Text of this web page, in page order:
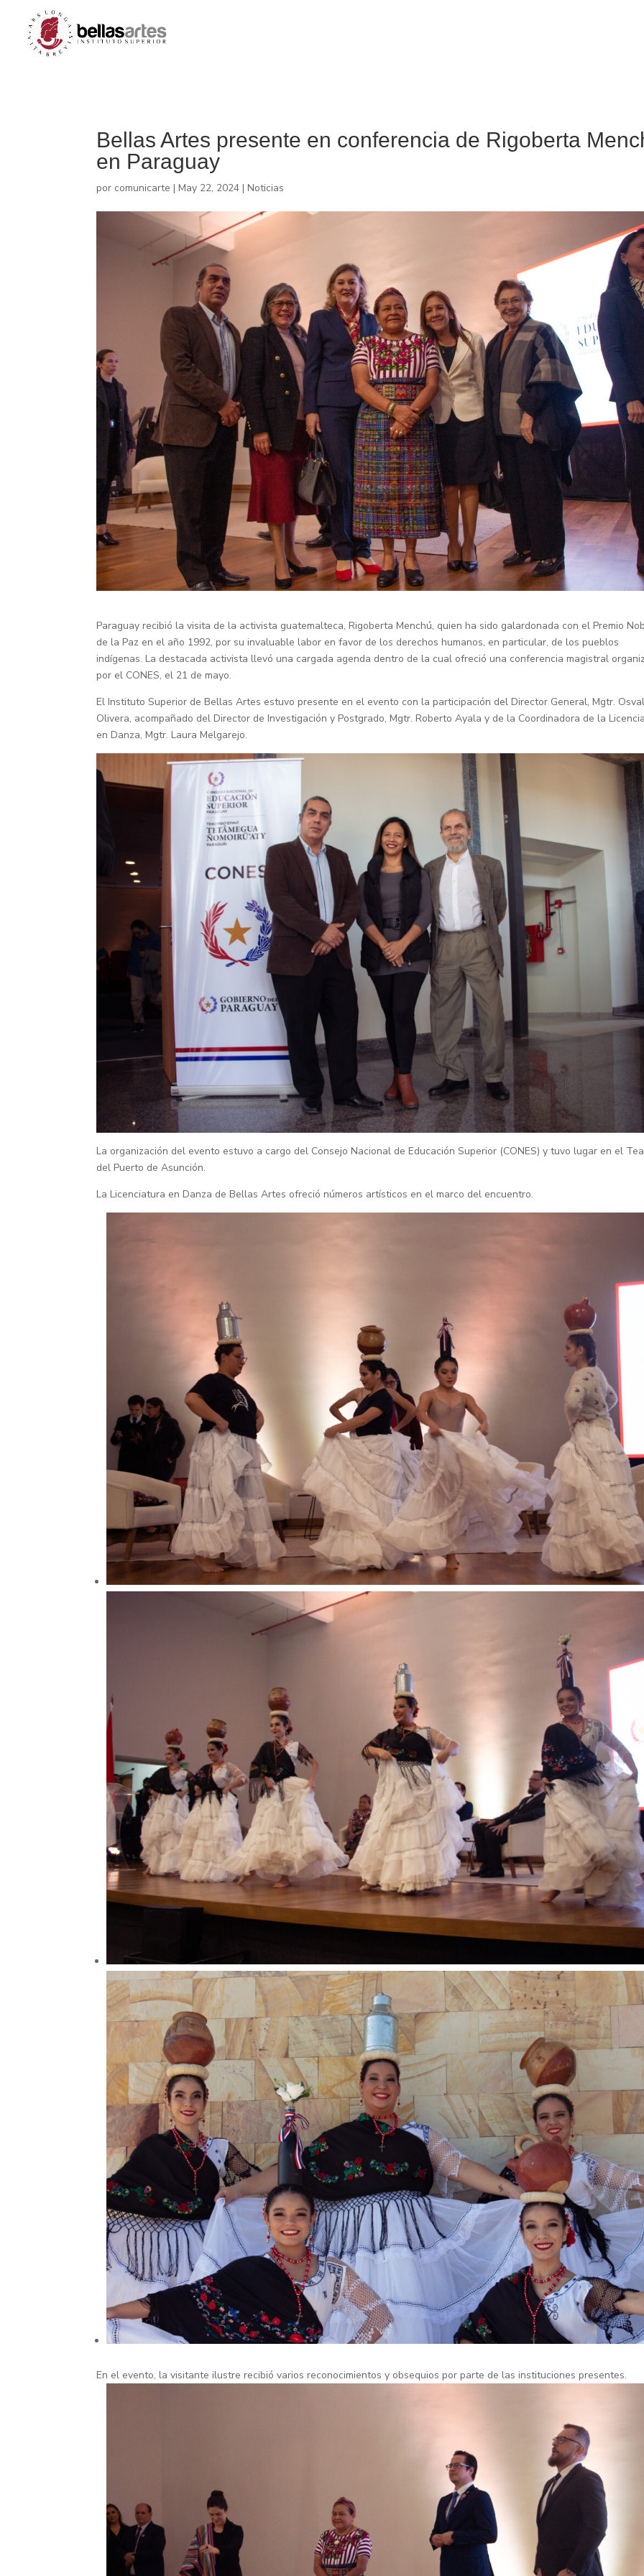
Bellas Artes presente en conferencia de Rigoberta
en Paraguay
por comunicarte |May 22, 2024 |Noticias
Paraguay recibió la visita de la activista guatemalteca, Rigoberta Menchú, quien ha sido galardonada con el Premio
de la Paz en el año 1992, por su invaluable labor en favor de los derechos humanos, en particular, de los pueblos
indígenas. La destacada activista llevó una cargada agenda dentro de la cual ofreció una conferencia magistral
por el CONES, el 21 de mayo.
El Instituto Superior de Bellas Artes estuvo presente en el evento con la participación del Director General, Mgtr.
Olivera, acompañado del Director de Investigación y Postgrado, Mgtr. Roberto Ayala y de la Coordinadora de la
en Danza, Mgtr. Laura Melgarejo.
La organización del evento estuvo a cargo del Consejo Nacional de Educación Superior (CONES) y tuvo lugar en el
del Puerto de Asunción.
La Licenciatura en Danza de Bellas Artes ofreció números artísticos en el marco del encuentro.
En el evento, la visitante ilustre recibió varios reconocimientos y obsequios por parte de las instituciones presentes.